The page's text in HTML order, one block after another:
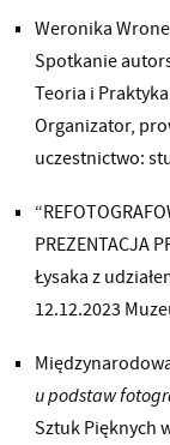
Weronika
Spotkanie
Teoria i
Organizator,
uczestnictwo:
PREZENTACJA
Łysaka z
12.12.2023
u podstaw
Sztuk Pięknych